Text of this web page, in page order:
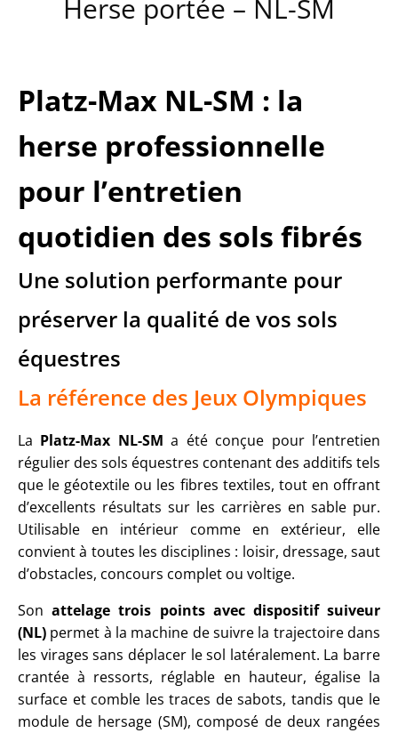
Herse portée – NL-SM
Platz-Max NL-SM : la
herse professionnelle
pour l’entretien
quotidien des sols fibrés
Une solution performante pour
préserver la qualité de vos sols
équestres
La référence des Jeux Olympiques
La Platz-Max NL-SM a été conçue pour l’entretien
régulier des sols équestres contenant des additifs tels
que le géotextile ou les fibres textiles, tout en offrant
d’excellents résultats sur les carrières en sable pur.
Utilisable en intérieur comme en extérieur, elle
convient à toutes les disciplines : loisir, dressage, saut
d’obstacles, concours complet ou voltige.
Sonattelage trois points avec dispositif suiveur
(NL) permet à la machine de suivre la trajectoire dans
les virages sans déplacer le sol latéralement. La barre
crantée à ressorts, réglable en hauteur, égalise la
surface et comble les traces de sabots, tandis que le
module de hersage (SM), composé de deux rangées